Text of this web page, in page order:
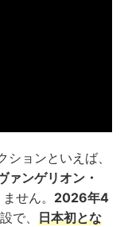
ョンといえば、
ァンゲリオン・
せん。 2026年4
で、 日本初とな